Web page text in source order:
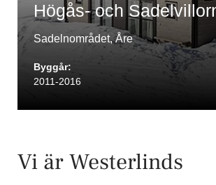
Högås- och
Sadelnområdet, Åre
Byggår:
2011-2016
Vi är Westerlinds